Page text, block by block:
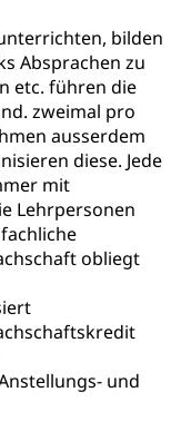
bilden
Absprachen zu
etc. führen die
zweimal pro
ausserdem
diese. Jede
mit
Lehrpersonen
obliegt
und
Luzern)
Luzern)
Luzern)
Luzern